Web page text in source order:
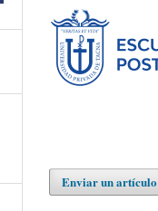
Enviar un artículo